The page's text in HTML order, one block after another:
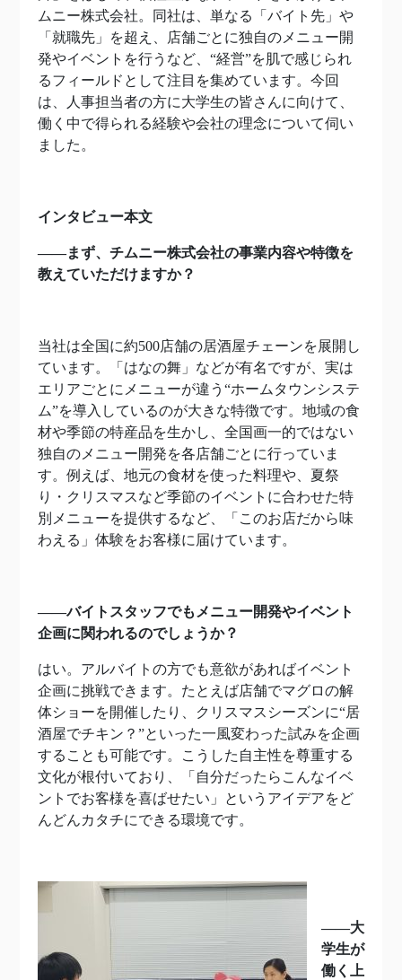
ムニー株式会社。同社は、単なる「バイト先」や
「就職先」を超え、店舗ごとに独自のメニュー開
発やイベントを行うなど、“経営”を肌で感じられ
るフィールドとして注目を集めています。今回
は、人事担当者の方に大学生の皆さんに向けて、
働く中で得られる経験や会社の理念について伺い
ました。
インタビュー本文
――まず、チムニー株式会社の事業内容や特徴を
教えていただけますか？
当社は全国に約500店舗の居酒屋チェーンを展開し
ています。「はなの舞」などが有名ですが、実は
エリアごとにメニューが違う“ホームタウンシステ
ム”を導入しているのが大きな特徴です。地域の食
材や季節の特産品を生かし、全国画一的ではない
独自のメニュー開発を各店舗ごとに行っていま
す。例えば、地元の食材を使った料理や、夏祭
り・クリスマスなど季節のイベントに合わせた特
別メニューを提供するなど、「このお店だから味
わえる」体験をお客様に届けています。
――バイトスタッフでもメニュー開発やイベント
企画に関われるのでしょうか？
はい。アルバイトの方でも意欲があればイベント
企画に挑戦できます。たとえば店舗でマグロの解
体ショーを開催したり、クリスマスシーズンに“居
酒屋でチキン？”といった一風変わった試みを企画
することも可能です。こうした自主性を尊重する
文化が根付いており、「自分だったらこんなイベ
ントでお客様を喜ばせたい」というアイデアをど
んどんカタチにできる環境です。
――大
学生が
働く上